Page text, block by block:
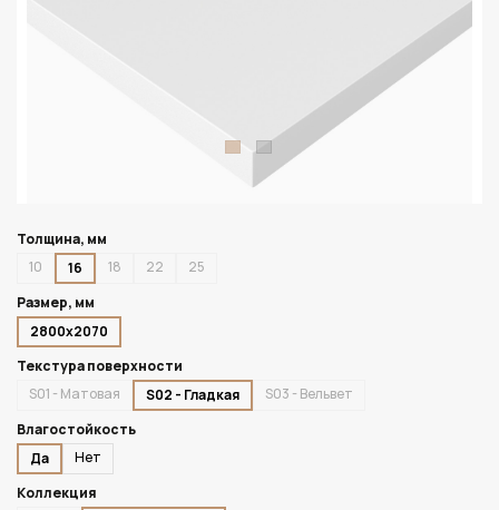
Толщина, мм
10
16 18 22
25
Размер, мм
2800х2070
Текстура поверхности
S01 - Матовая
S02 - Гладкая
S03 - Вельвет
Влагостойкость
Да
Нет
Коллекция